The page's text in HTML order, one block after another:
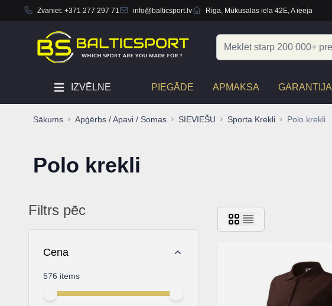
Zvaniet: +371 277 297 71 info@balticsport.lv Rīga, Mūkusalas iela 42E, A ieeja
Search
IZVĒLNE PIEGĀDE APMAKSA GARANTIJA
Sākums Apģērbs / Apavi / Somas SIEVIEŠU Sporta Krekli Polo krekli
Polo krekli
Filtrs pēc
Cena
576 items
Minimal price
Maximum price